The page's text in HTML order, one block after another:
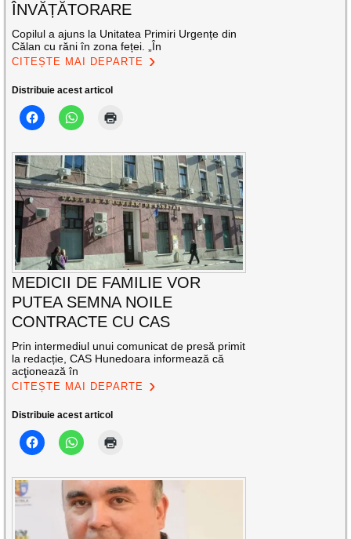
ÎNVĂȚĂTORARE
Copilul a ajuns la Unitatea Primiri Urgențe din
Călan cu răni în zona feței. „În
CITEȘTE MAI DEPARTE
Distribuie acest articol
MEDICII DE FAMILIE VOR
PUTEA SEMNA NOILE
CONTRACTE CU CAS
Prin intermediul unui comunicat de presă primit
la redacție, CAS Hunedoara informează că
acţionează în
CITEȘTE MAI DEPARTE
Distribuie acest articol